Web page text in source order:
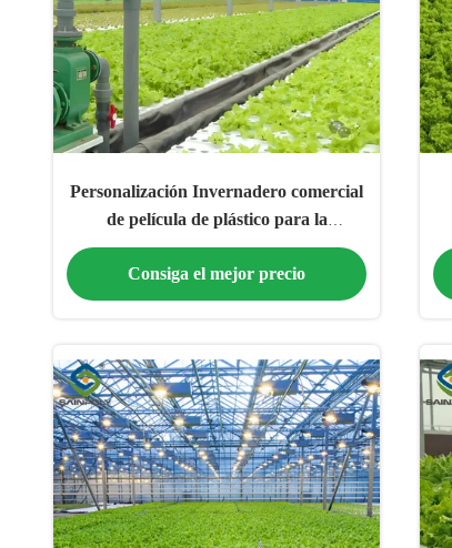
Personalización Invernadero comercial
de película de plástico para la
plantación de lechuga
Consiga el mejor precio